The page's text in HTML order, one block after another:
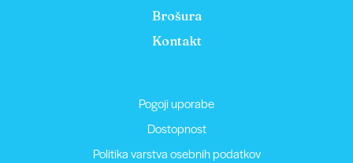
Brošura
Kontakt
Pogoji uporabe
Dostopnost
Politika varstva osebnih podatkov